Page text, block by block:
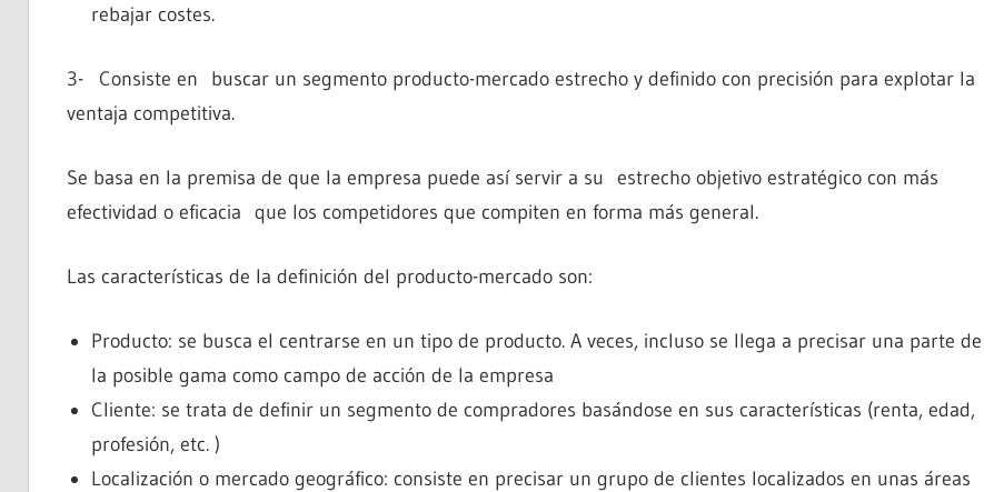
rebajar costes.
3- Consiste en buscar un segmento producto-mercado estrecho y definido con precisión para explotar la
ventaja competitiva.
Se basa en la premisa de que la empresa puede así servir a su estrecho objetivo estratégico con más
efectividad o eficacia que los competidores que compiten en forma más general.
Las características de la definición del producto-mercado son:
Producto: se busca el centrarse en un tipo de producto. A veces, incluso se llega a precisar una parte de
la posible gama como campo de acción de la empresa
Cliente: se trata de definir un segmento de compradores basándose en sus características (renta, edad,
profesión, etc. )
Localización o mercado geográfico: consiste en precisar un grupo de clientes localizados en unas áreas